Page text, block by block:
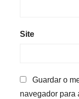
Site
Guardar o
navegador para